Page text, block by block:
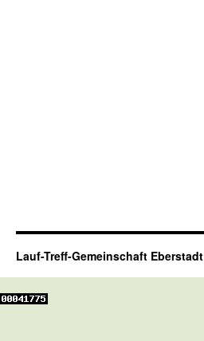
Lauf-Treff-Gemeinschaft Eberstadt